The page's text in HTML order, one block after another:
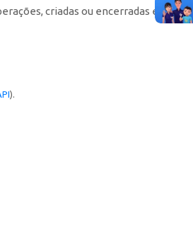
criadas ou encerradas em cada
).